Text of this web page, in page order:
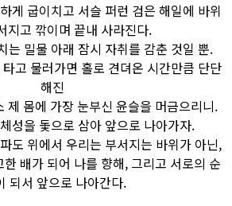
게 굽이치고 서슬 퍼런 검은 해일에 바위
지고 깎이며 끝내 사라진다.
는 밀물 아래 잠시 자취를 감춘 것일 뿐.
고 물러가면 홀로 견뎌온 시간만큼 단단
해진
제 몸에 가장 눈부신 윤슬을 머금으리니.
성을 돛으로 삼아 앞으로 나아가자.
도 위에서 우리는 부서지는 바위가 아닌,
배가 되어 나를 향해, 그리고 서로의 순
되서 앞으로 나아간다.